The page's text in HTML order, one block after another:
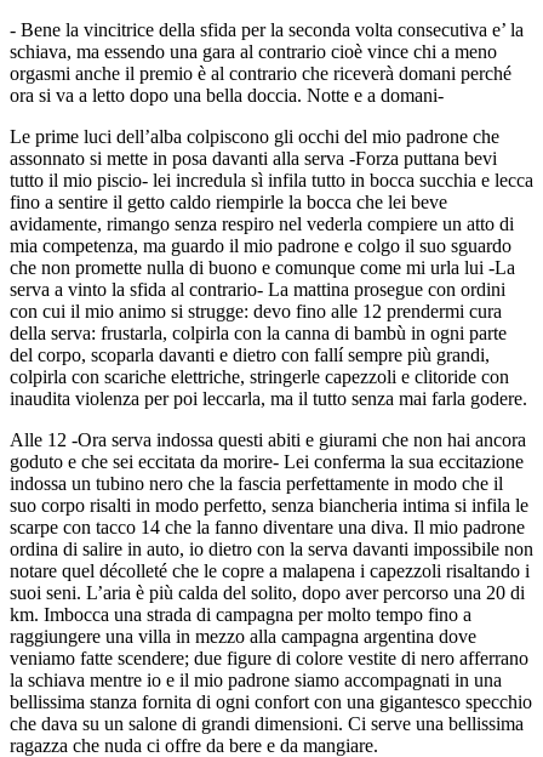
- Bene la vincitrice della sfida per la seconda volta consecutiva e’ la
schiava, ma essendo una gara al contrario cioè vince chi a meno
orgasmi anche il premio è al contrario che riceverà domani perché
ora si va a letto dopo una bella doccia. Notte e a domani-
Le prime luci dell’alba colpiscono gli occhi del mio padrone che
assonnato si mette in posa davanti alla serva -Forza puttana bevi
tutto il mio piscio- lei incredula sì infila tutto in bocca succhia e lecca
fino a sentire il getto caldo riempirle la bocca che lei beve
avidamente, rimango senza respiro nel vederla compiere un atto di
mia competenza, ma guardo il mio padrone e colgo il suo sguardo
che non promette nulla di buono e comunque come mi urla lui -La
serva a vinto la sfida al contrario- La mattina prosegue con ordini
con cui il mio animo si strugge: devo fino alle 12 prendermi cura
della serva: frustarla, colpirla con la canna di bambù in ogni parte
del corpo, scoparla davanti e dietro con fallí sempre più grandi,
colpirla con scariche elettriche, stringerle capezzoli e clitoride con
inaudita violenza per poi leccarla, ma il tutto senza mai farla godere.
Alle 12 -Ora serva indossa questi abiti e giurami che non hai ancora
goduto e che sei eccitata da morire- Lei conferma la sua eccitazione
indossa un tubino nero che la fascia perfettamente in modo che il
suo corpo risalti in modo perfetto, senza biancheria intima si infila le
scarpe con tacco 14 che la fanno diventare una diva. Il mio padrone
ordina di salire in auto, io dietro con la serva davanti impossibile non
notare quel décolleté che le copre a malapena i capezzoli risaltando i
suoi seni. L’aria è più calda del solito, dopo aver percorso una 20 di
km. Imbocca una strada di campagna per molto tempo fino a
raggiungere una villa in mezzo alla campagna argentina dove
veniamo fatte scendere; due figure di colore vestite di nero afferrano
la schiava mentre io e il mio padrone siamo accompagnati in una
bellissima stanza fornita di ogni confort con una gigantesco specchio
che dava su un salone di grandi dimensioni. Ci serve una bellissima
ragazza che nuda ci offre da bere e da mangiare.